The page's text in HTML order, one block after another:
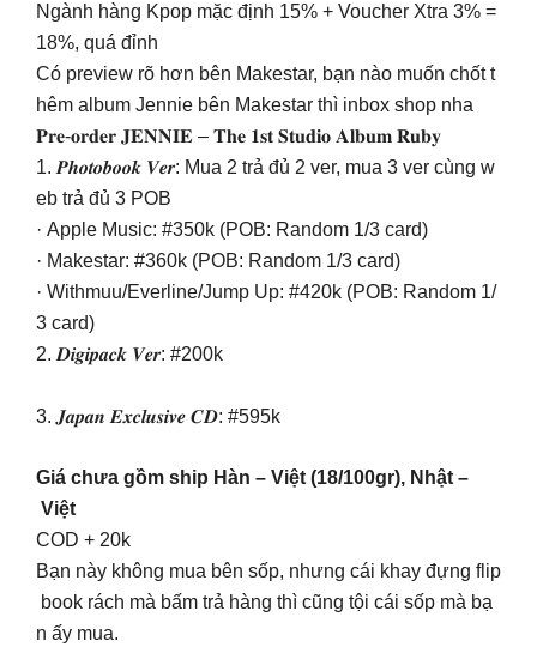
Ngành hàng Kpop mặc định 15% + Voucher Xtra 3% =
18%, quá đỉnh
Có preview rõ hơn bên Makestar, bạn nào muốn chốt t
hêm album Jennie bên Makestar thì inbox shop nha
𝐏𝐫𝐞-𝐨𝐫𝐝𝐞𝐫 𝐉𝐄𝐍𝐍𝐈𝐄 – 𝐓𝐡𝐞 𝟏𝐬𝐭 𝐒𝐭𝐮𝐝𝐢𝐨 𝐀𝐥𝐛𝐮𝐦 𝐑𝐮𝐛𝐲
1. 𝑷𝒉𝒐𝒕𝒐𝒃𝒐𝒐𝒌 𝑽𝒆𝒓: Mua 2 trả đủ 2 ver, mua 3 ver cùng w
eb trả đủ 3 POB
· Apple Music: #350k (POB: Random 1/3 card)
· Makestar: #360k (POB: Random 1/3 card)
· Withmuu/Everline/Jump Up: #420k (POB: Random 1/
3 card)
2. 𝑫𝒊𝒈𝒊𝒑𝒂𝒄𝒌 𝑽𝒆𝒓: #200k
3. 𝑱𝒂𝒑𝒂𝒏 𝑬𝒙𝒄𝒍𝒖𝒔𝒊𝒗𝒆 𝑪𝑫: #595k
Giá chưa gồm ship Hàn – Việt (18/100gr), Nhật –
Việt
COD + 20k
Bạn này không mua bên sốp, nhưng cái khay đựng flip
book rách mà bấm trả hàng thì cũng tội cái sốp mà bạ
n ấy mua.